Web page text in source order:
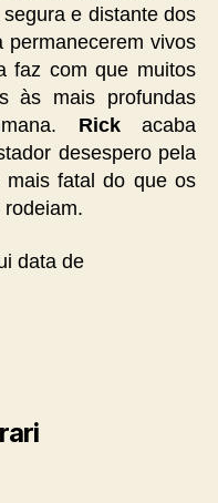
e distante dos
permanecerem vivos
faz com que muitos
às mais profundas
Rickacaba
desespero pela
mais fatal do que os
data de